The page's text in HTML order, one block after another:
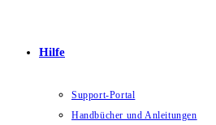
Hilfe
Support-Portal
Handbücher und Anleitungen